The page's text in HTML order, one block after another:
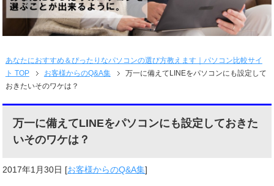
あなたにおすすめ＆ぴったりなパソコンの選び方教えます｜パソコン比較サイ
ト TOP
お客様からのQ&A集
万一に備えてLINEをパソコンにも設定して
おきたいそのワケは？
万一に備えてLINEをパソコンにも設定しておきた
いそのワケは？
2017年1月30日 [お客様からのQ&A集]